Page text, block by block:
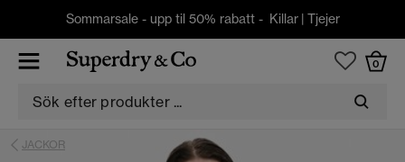
Sommarsale - upp til 50% rabatt - Killar| Tjejer
0
JACKOR